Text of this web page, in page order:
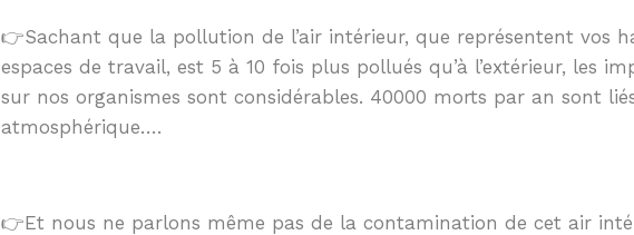
👉Sachant que la pollution de l’air intérieur, que représentent vos
espaces de travail, est 5 à 10 fois plus pollués qu’à l’extérieur, les
sur nos organismes sont considérables. 40000 morts par an sont
atmosphérique….
👉Et nous ne parlons même pas de la contamination de cet air